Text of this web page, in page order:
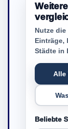
Nutze
Einträge,
Städte in
Alle
Beliebte